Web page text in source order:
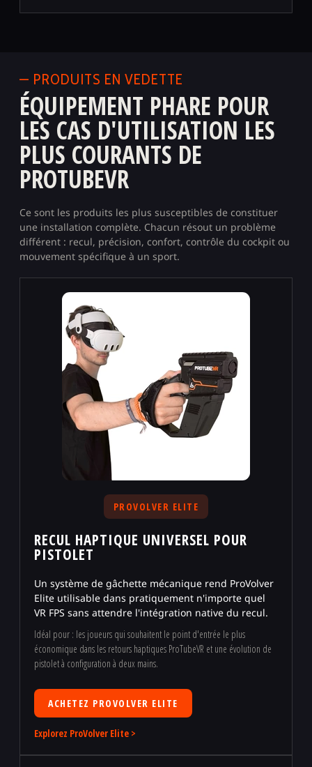
— PRODUITS EN VEDETTE
ÉQUIPEMENT PHARE POUR
LES CAS D'UTILISATION LES
PLUS COURANTS DE
PROTUBEVR
Ce sont les produits les plus susceptibles de constituer
une installation complète. Chacun résout un problème
différent : recul, précision, confort, contrôle du cockpit ou
mouvement spécifique à un sport.
PROVOLVER ELITE
RECUL HAPTIQUE UNIVERSEL POUR
PISTOLET
Un système de gâchette mécanique rend ProVolver
Elite utilisable dans pratiquement n'importe quel
VR FPS sans attendre l'intégration native du recul.
Idéal pour : les joueurs qui souhaitent le point d'entrée le plus
économique dans les retours haptiques ProTubeVR et une évolution de
pistolet à configuration à deux mains.
ACHETEZ PROVOLVER ELITE
Explorez ProVolver Elite >